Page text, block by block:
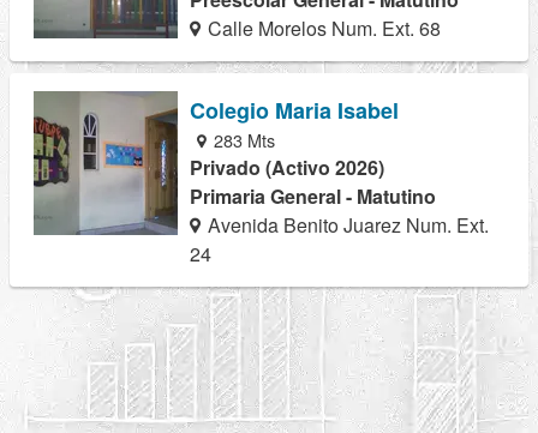
Calle Morelos Num. Ext. 68
Colegio Maria Isabel
283 Mts
Privado (Activo 2026)
Primaria General - Matutino
Avenida Benito Juarez Num. Ext.
24